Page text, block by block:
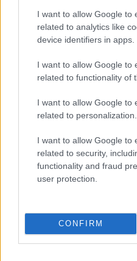
I want to allow Google to
related to analytics like
device identifiers in apps.
I want to allow Google to
related to functionality of
I want to allow Google to
related to personalization.
I want to allow Google to
related to security,
functionality and fraud
user protection.
CONFIRM
Kimolos Experience